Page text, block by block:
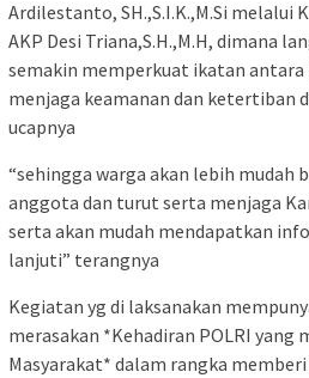
Ardilestanto, SH.,S.I.K.,M.Si melalui
AKP Desi Triana,S.H.,M.H, dimana
semakin memperkuat ikatan antara
menjaga keamanan dan ketertiban
ucapnya
“sehingga warga akan lebih mudah
anggota dan turut serta menjaga
serta akan mudah mendapatkan
lanjuti” terangnya
Kegiatan yg di laksanakan
merasakan *Kehadiran POLRI yang
Masyarakat* dalam rangka memberi